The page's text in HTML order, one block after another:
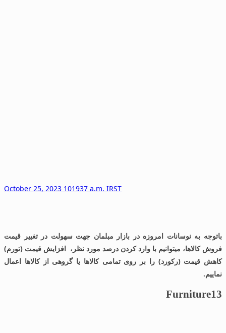
October 25, 2023 101937 a.m. IRST
باتوجه به نوسانات امروزه در بازار مبلمان جهت سهولت در تغییر قیمت
فروش کالاها، میتوانیم با وارد کردن درصد مورد نظر، افزایش قیمت (تورم)
کاهش قیمت (رکورد) را بر روی تمامی کالاها یا گروهی از کالاها اعمال
نماییم.
Furniture13